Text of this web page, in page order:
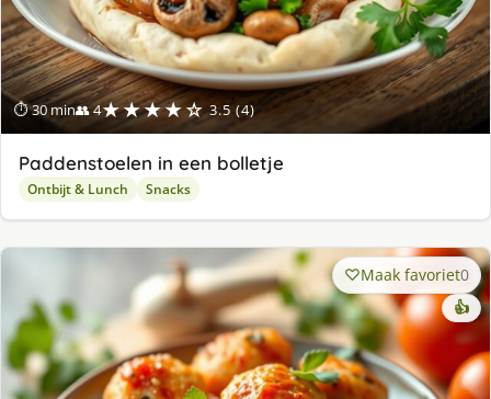
⏱ 30 min👥 4★★★★☆ 3.5 (4)
Paddenstoelen in een bolletje
Ontbijt & Lunch Snacks
Maak favoriet0
👍